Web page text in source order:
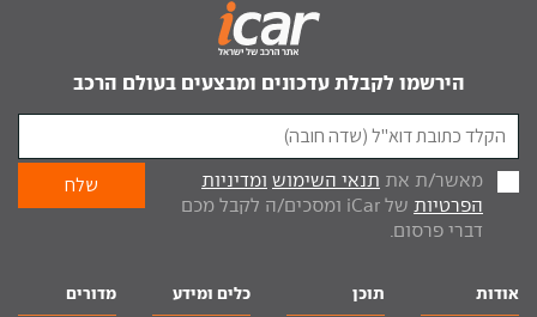
הירשמו לקבלת עדכונים ומבצעים בעולם הרכב
מאשר/ת את תנאי השימוש ומדיניות
הפרטיות
של iCar ומסכים/ה לקבל מכם
דברי פרסום.
אודות תוכן כלים ומידע מדורים